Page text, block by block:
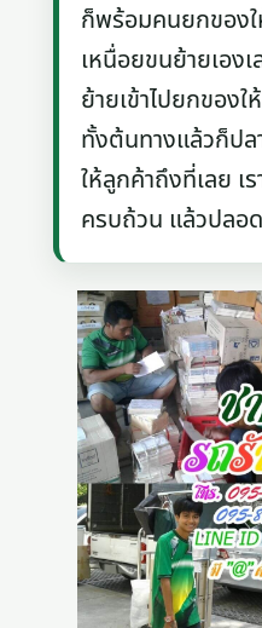
ก็พร้อมคนยกของ
เหนื่อยขนย้ายเอง
ย้ายเข้าไปยกของ
ทั้งต้นทางแล้วก็ป
ให้ลูกค้าถึงที่เลย เ
ครบถ้วน แล้วปลอ